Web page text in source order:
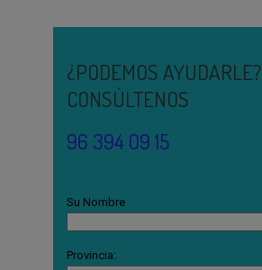
¿PODEMOS AYUDARLE?
CONSÚLTENOS
96 394 09 15
Su Nombre
Provincia: